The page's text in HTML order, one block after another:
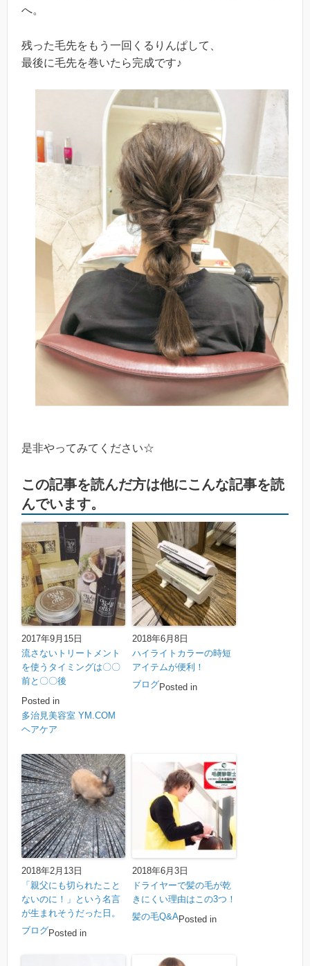
へ。
残った毛先をもう一回くるりんぱして、
最後に毛先を巻いたら完成です♪
是非やってみてください☆
この記事を読んだ方は他にこんな記事を読
んでいます。
2017年9月15日
流さないトリートメント
を使うタイミングは〇〇
前と〇〇後
Posted in
多治見美容室 YM.COM
ヘアケア
2018年6月8日
ハイライトカラーの時短
アイテムが便利！
Posted in
ブログ
2018年2月13日
「親父にも切られたこと
ないのに！」という名言
が生まれそうだった日。
Posted in
ブログ
2018年6月3日
ドライヤーで髪の毛が乾
きにくい理由はこの3つ！
Posted in
髪の毛Q&A